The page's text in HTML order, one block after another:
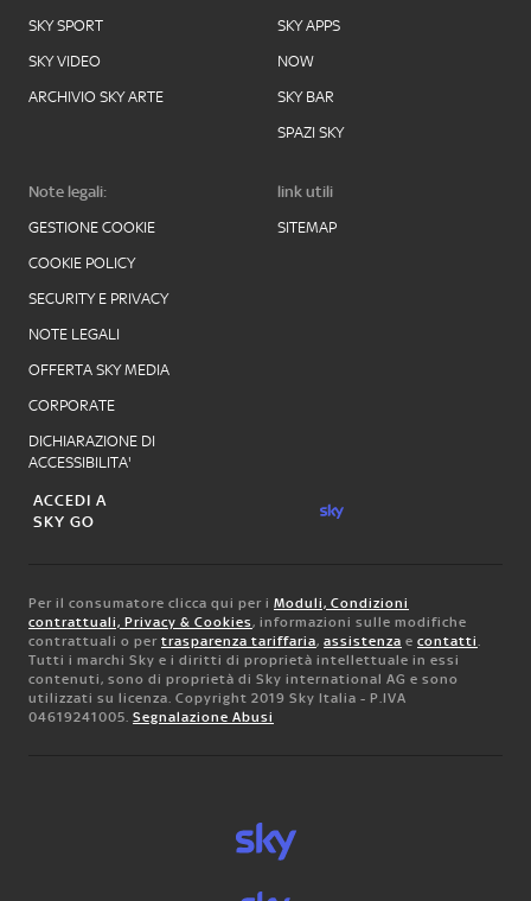
SKY SPORT
SKY VIDEO
ARCHIVIO SKY ARTE
SKY APPS
NOW
SKY BAR
SPAZI SKY
Note legali:
GESTIONE COOKIE
COOKIE POLICY
SECURITY E PRIVACY
NOTE LEGALI
OFFERTA SKY MEDIA
CORPORATE
DICHIARAZIONE DI
ACCESSIBILITA'
link utili
SITEMAP
ACCEDI A
SKY GO
Per il consumatore clicca qui per i Moduli, Condizioni
contrattuali, Privacy & Cookies, informazioni sulle modifiche
contrattuali o per trasparenza tariffaria, assistenza e contatti.
Tutti i marchi Sky e i diritti di proprietà intellettuale in essi
contenuti, sono di proprietà di Sky international AG e sono
utilizzati su licenza. Copyright 2019 Sky Italia - P.IVA
04619241005. Segnalazione Abusi